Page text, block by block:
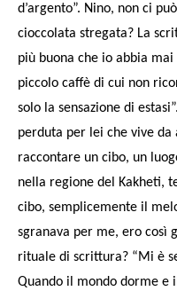
d’argento”. Nino, non ci
cioccolata stregata? La
più buona che io abbia
piccolo caffè di cui non
solo la sensazione di
perduta per lei che vive
raccontare un cibo, un
nella regione del Kakheti,
cibo, semplicemente il
sgranava per me, ero così
rituale di scrittura? “Mi è
Quando il mondo dorme e